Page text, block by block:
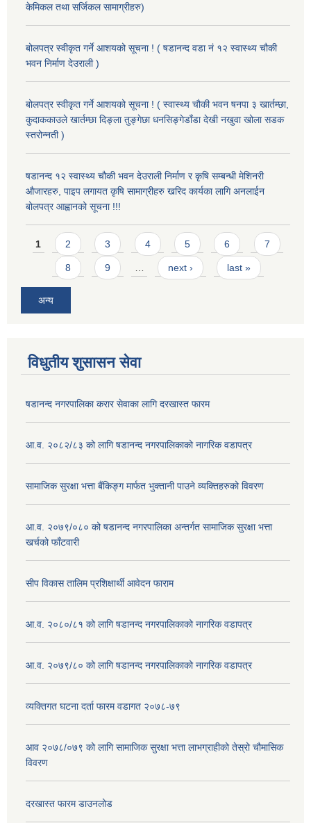
केमिकल तथा सर्जिकल सामाग्रीहरु)
बोलपत्र स्वीकृत गर्ने आशयको सूचना ! ( षडानन्द वडा नं १२ स्वास्थ्य चौकी
भवन निर्माण देउराली )
बोलपत्र स्वीकृत गर्ने आशयको सूचना ! ( स्वास्थ्य चौकी भवन षनपा ३ खार्तम्छा,
कुदाककाउले खार्तम्छा दिङ्ला तुङ्गेछा धनसिङ्गेडाँडा देखी नखुवा खोला सडक
स्तरोन्नती )
षडानन्द १२ स्वास्थ्य चौकी भवन देउराली निर्माण र कृषि सम्बन्धी मेशिनरी
औजारहरु, पाइप लगायत कृषि सामाग्रीहरु खरिद कार्यका लागि अनलाईन
बोलपत्र आह्वानको सूचना !!!
Pages
1 2 3 4 5 6 7
8 9 … next › last »
अन्य
विधुतीय शुसासन सेवा
षडानन्द नगरपालिका करार सेवाका लागि दरखास्त फारम
आ.व. २०८२/८३ को लागि षडानन्द नगरपालिकाको नागरिक वडापत्र
सामाजिक सुरक्षा भत्ता बैंकिङ्ग मार्फत भुक्तानी पाउने व्यक्तिहरुको विवरण
आ.व. २०७९/०८० को षडानन्द नगरपालिका अन्तर्गत सामाजिक सुरक्षा भत्ता
खर्चको फाँटवारी
सीप विकास तालिम प्रशिक्षार्थी आवेदन फाराम
आ.व. २०८०/८१ को लागि षडानन्द नगरपालिकाको नागरिक वडापत्र
आ.व. २०७९/८० को लागि षडानन्द नगरपालिकाको नागरिक वडापत्र
व्यक्तिगत घटना दर्ता फारम वडागत २०७८-७९
आव २०७८/०७९ को लागि सामाजिक सुरक्षा भत्ता लाभग्राहीको तेस्रो चौमासिक
विवरण
दरखास्त फारम डाउनलोड